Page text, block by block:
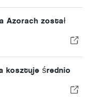
Azorach został
kosztuje średnio